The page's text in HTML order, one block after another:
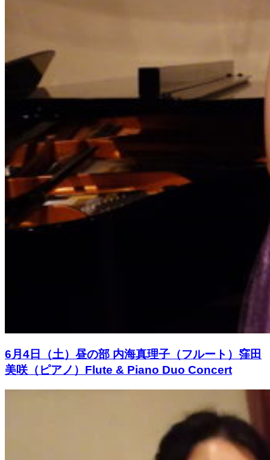
6月4日（土）昼の部 内海真理子（フルート）窪田
美咲（ピアノ）Flute & Piano Duo Concert